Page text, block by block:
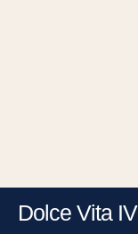
Dolce Vita IV